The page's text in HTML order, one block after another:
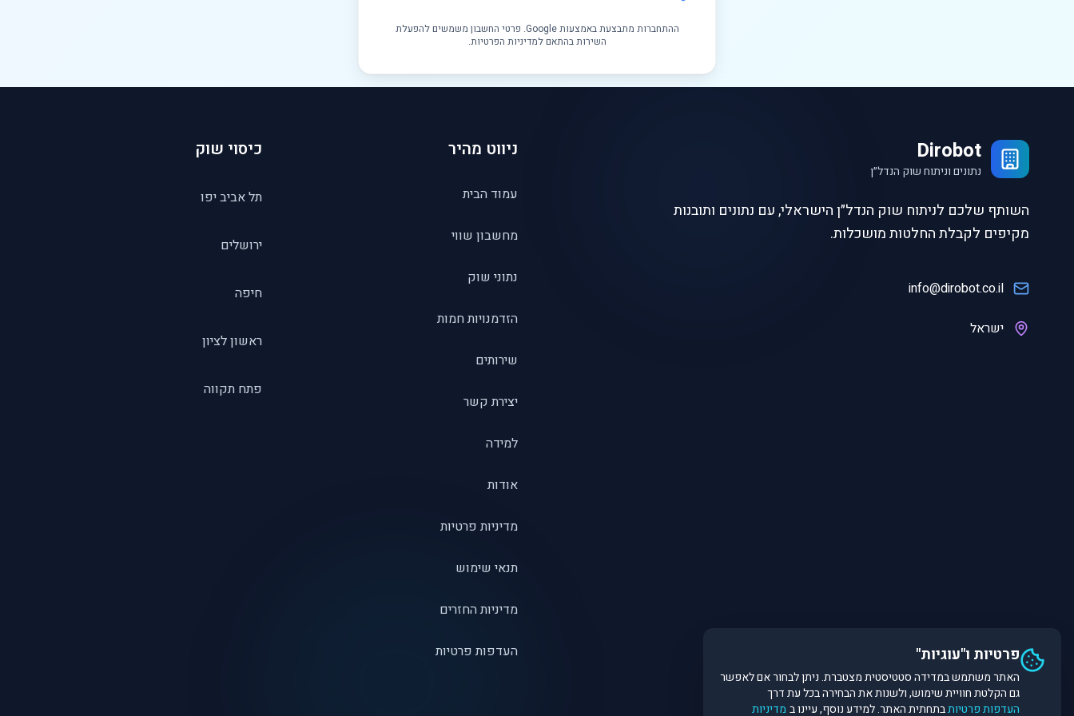
ההתחברות מתבצעת באמצעות Google. פרטי החשבון משמשים להפעלת
השירות בהתאם למדיניות הפרטיות.
Dirobot
נתונים וניתוח שוק הנדל״ן
השותף שלכם לניתוח שוק הנדל״ן הישראלי, עם נתונים ותובנות
מקיפים לקבלת החלטות מושכלות.
info@dirobot.co.il
ישראל
ניווט מהיר
עמוד הבית
מחשבון שווי
נתוני שוק
הזדמנויות חמות
שירותים
יצירת קשר
למידה
אודות
מדיניות פרטיות
תנאי שימוש
מדיניות החזרים
העדפות פרטיות
כיסוי שוק
תל אביב יפו
ירושלים
חיפה
ראשון לציון
פתח תקווה
פרטיות ו"עוגיות"
האתר משתמש במדידה סטטיסטית מצטברת. ניתן לבחור אם לאפשר
גם הקלטת חוויית שימוש, ולשנות את הבחירה בכל עת דרך
העדפות פרטיותבתחתית האתר. למידע נוסף, עיינו ב מדיניות